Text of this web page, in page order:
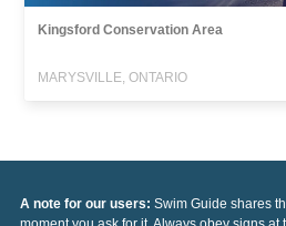
Kingsford Conservation Area
MARYSVILLE, ONTARIO
A note for our users: Swim Guide shares